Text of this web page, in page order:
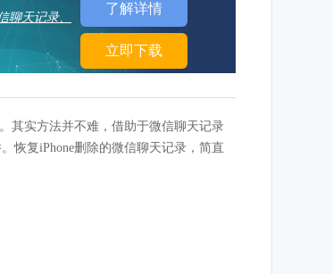
聊天记录、
了解详情
立即下载
其实方法并不难，借助于微信聊天记录
恢复iPhone删除的微信聊天记录，简直